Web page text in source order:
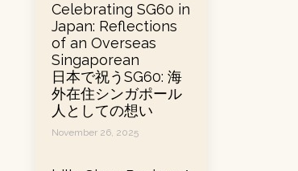
Celebrating SG60 in
Japan: Reflections
of an Overseas
Singaporean
日本で祝うSG60: 海
外在住シンガポール
人としての想い
November 26, 2025